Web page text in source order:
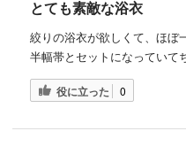
とても素敵な浴衣
絞りの浴衣が欲しくて、ほぼ
半幅帯とセットになってい
役に立った 0